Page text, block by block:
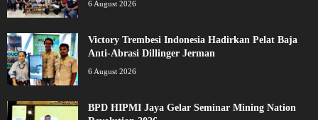
6 August 2026
Victory Trembesi Indonesia Hadirkan Pelat Baja
Anti-Abrasi Dillinger Jerman
6 August 2026
BPD HIPMI Jaya Gelar Seminar Mining Nation